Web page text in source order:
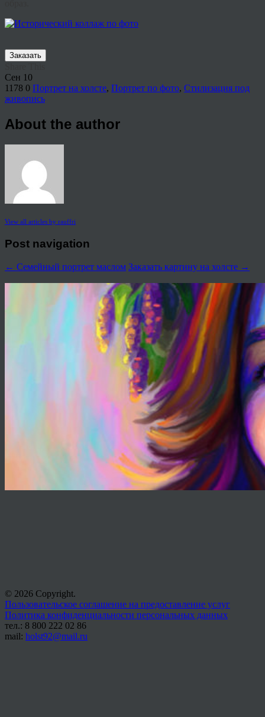
Заказать
Сен 10
1178 0 Портрет на холсте, Портрет по фото, Стилизация под
живопись
About the author
View all articles by rauffri
Post navigation
← Семейный портрет маслом Заказать картину на холсте →
© 2026 Copyright.
Пользовательское соглашение на предоставление услуг
Политика конфиденциальности персональных данных
тел.: 8 800 222 02 86
mail: holst92@mail.ru